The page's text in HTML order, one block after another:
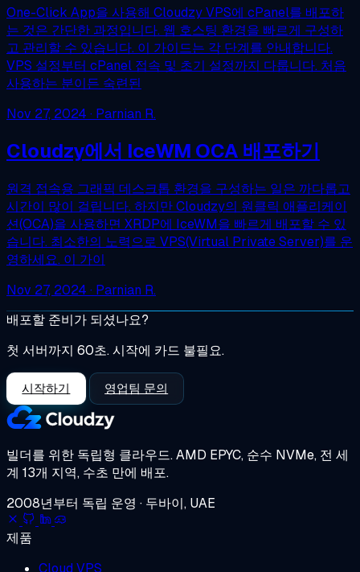
One-Click App을 사용해 Cloudzy VPS에 cPanel를 배포하
는 것은 간단한 과정입니다. 웹 호스팅 환경을 빠르게 구성하
고 관리할 수 있습니다. 이 가이드는 각 단계를 안내합니다.
VPS 설정부터 cPanel 접속 및 초기 설정까지 다룹니다. 처음
사용하는 분이든 숙련된
Nov 27, 2024 · Parnian R.
Cloudzy에서 IceWM OCA 배포하기
원격 접속용 그래픽 데스크톱 환경을 구성하는 일은 까다롭고
시간이 많이 걸립니다. 하지만 Cloudzy의 원클릭 애플리케이
션(OCA)을 사용하면 XRDP에 IceWM을 빠르게 배포할 수 있
습니다. 최소한의 노력으로 VPS(Virtual Private Server)를 운
영하세요. 이 가이
Nov 27, 2024 · Parnian R.
배포할 준비가 되셨나요?
첫 서버까지 60초. 시작에 카드 불필요.
시작하기 영업팀 문의
빌더를 위한 독립형 클라우드.AMD EPYC, 순수 NVMe, 전 세
계 13개 지역, 수초 만에 배포.
2008년부터 독립 운영 · 두바이, UAE
제품
Cloud VPS